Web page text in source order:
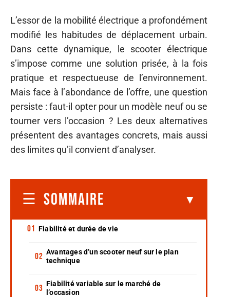
L’essor de la mobilité électrique a profondément
modifié les habitudes de déplacement urbain.
Dans cette dynamique, le scooter électrique
s’impose comme une solution prisée, à la fois
pratique et respectueuse de l’environnement.
Mais face à l’abondance de l’offre, une question
persiste : faut-il opter pour un modèle neuf ou se
tourner vers l’occasion ? Les deux alternatives
présentent des avantages concrets, mais aussi
des limites qu’il convient d’analyser.
SOMMAIRE
Fiabilité et durée de vie
Avantages d’un scooter neuf sur le plan
technique
Fiabilité variable sur le marché de
l’occasion